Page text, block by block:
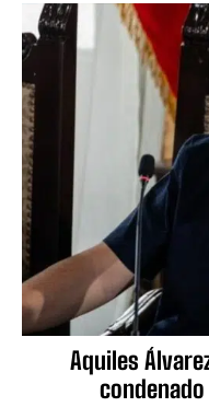
Aquiles